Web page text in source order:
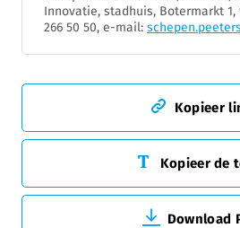
Innovatie, stadhuis, Botermarkt 1,
266 50 50, e-mail:
Kopieer
Kopieer de
Download